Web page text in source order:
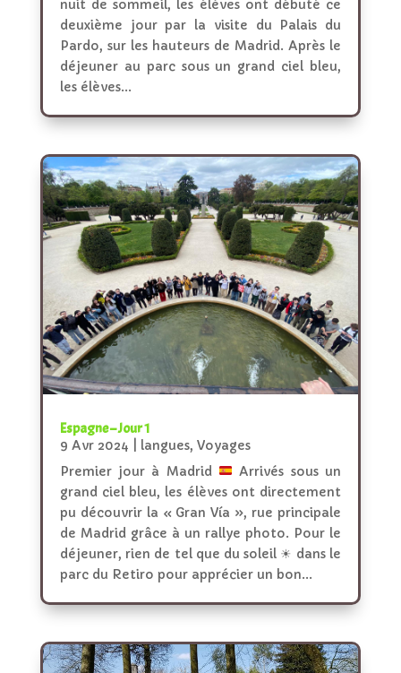
nuit de sommeil, les élèves ont débuté ce
deuxième jour par la visite du Palais du
Pardo, sur les hauteurs de Madrid. Après le
déjeuner au parc sous un grand ciel bleu,
les élèves...
Espagne – Jour 1
9 Avr 2024 langues, Voyages
Premier jour à Madrid
Arrivés sous un
grand ciel bleu, les élèves ont directement
pu découvrir la « Gran Vía », rue principale
de Madrid grâce à un rallye photo. Pour le
déjeuner, rien de tel que du soleil ☀ dans le
parc du Retiro pour apprécier un bon...